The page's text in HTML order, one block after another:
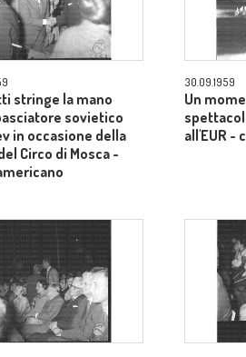
stringe la mano
sovietico
in occasione della
Circo di Mosca -
30.09.1959
Un
all'EUR -